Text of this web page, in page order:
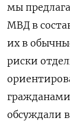
мы
МВД в
их в
риски
обсуждали